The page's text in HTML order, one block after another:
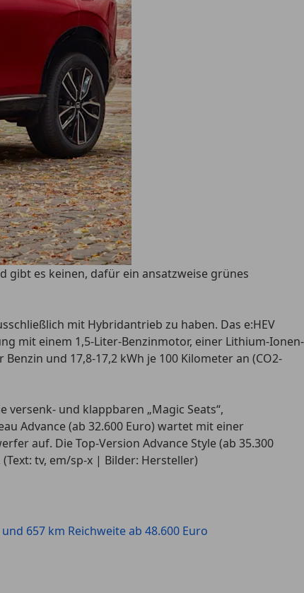
gibt es keinen, dafür ein ansatzweise grünes
mit Hybridantrieb zu haben. Das e:HEV
mit einem 1,5-Liter-Benzinmotor, einer Lithium-Ionen-
und 17,8-17,2 kWh je 100 Kilometer an (CO2-
und klappbaren „Magic Seats“,
Advance (ab 32.600 Euro) wartet mit einer
auf. Die Top-Version Advance Style (ab 35.300
tv, em/sp-x | Bilder: Hersteller)
657 km Reichweite ab 48.600 Euro